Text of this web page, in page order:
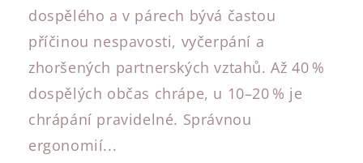
dospělého a v párech bývá častou
příčinou nespavosti, vyčerpání a
zhoršených partnerských vztahů. Až 40 %
dospělých občas chrápe, u 10–20 % je
chrápání pravidelné. Správnou
ergonomií...